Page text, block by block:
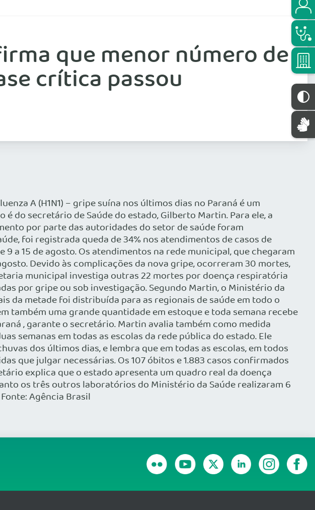
que menor número de
crítica passou
A (H1N1) – gripe suína nos últimos dias no Paraná é um
do secretário de Saúde do estado, Gilberto Martin. Para ele, a
por parte das autoridades do setor de saúde foram
foi registrada queda de 34% nos atendimentos de casos de
9 a 15 de agosto. Os atendimentos na rede municipal, que chegaram
Devido às complicações da nova gripe, ocorreram 30 mortes,
municipal investiga outras 22 mortes por doença respiratória
por gripe ou sob investigação. Segundo Martin, o Ministério da
da metade foi distribuída para as regionais de saúde em todo o
também uma grande quantidade em estoque e toda semana recebe
, garante o secretário. Martin avalia também como medida
semanas em todas as escolas da rede pública do estado. Ele
dos últimos dias, e lembra que em todas as escolas, em todos
que julgar necessárias. Os 107 óbitos e 1.883 casos confirmados
explica que o estado apresenta um quadro real da doença
os três outros laboratórios do Ministério da Saúde realizaram 6
Agência Brasil